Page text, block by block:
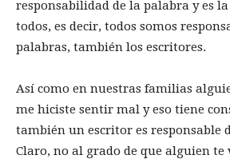
responsabilidad de la palabra y es
todos, es decir, todos somos
palabras, también los escritores.
Así como en nuestras familias
me hiciste sentir mal y eso tiene
también un escritor es responsable
Claro, no al grado de que alguien te